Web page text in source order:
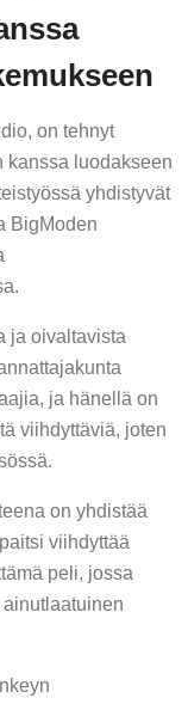
on tehnyt
kanssa luodakseen
yhdistyvät
BigModen
ja oivaltavista
ja hänellä on
viihdyttäviä, joten
on yhdistää
viihdyttää
peli, jossa